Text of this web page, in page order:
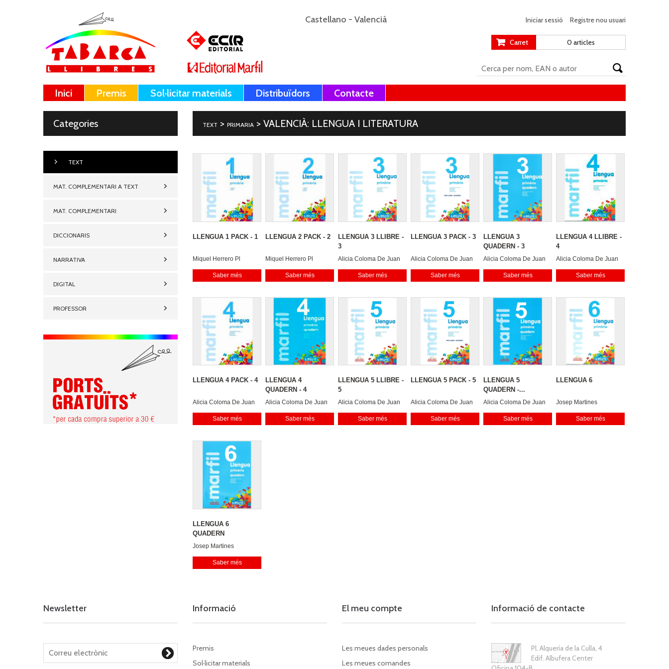
Castellano - Valencià Iniciar sessió Registre nou usuari
Carret 0 articles
Inici Premis Sol·licitar materials Distribuïdors Contacte
Categories
TEXT
MAT. COMPLEMENTARI A TEXT
MAT. COMPLEMENTARI
DICCIONARIS
NARRATIVA
DIGITAL
PROFESSOR
TEXT >PRIMARIA > VALENCIÀ: LLENGUA I LITERATURA
LLENGUA 1 PACK - 1
Miquel Herrero Pl
Saber més
LLENGUA 2 PACK - 2
Miquel Herrero Pl
Saber més
LLENGUA 3 LLIBRE -
3
Alicia Coloma De Juan
Dari Escandell Maestre
Saber més
LLENGUA 3 PACK - 3
Alicia Coloma De Juan
Dari Escandell Maestre
Saber més
LLENGUA 3
QUADERN - 3
Alicia Coloma De Juan
Dari Escandell Maestre
Saber més
LLENGUA 4 LLIBRE -
4
Alicia Coloma De Juan
Dari Escandell Maestre
Saber més
LLENGUA 4 PACK - 4
Alicia Coloma De Juan
Dari Escandell Maestre
Saber més
LLENGUA 4
QUADERN - 4
Alicia Coloma De Juan
Dari Escandell Maestre
Saber més
LLENGUA 5 LLIBRE -
5
Alicia Coloma De Juan
Dari Escandell Maestre
Saber més
LLENGUA 5 PACK - 5
Alicia Coloma De Juan
Dari Escandell Maestre
Saber més
LLENGUA 5
QUADERN -...
Alicia Coloma De Juan
Dari Escandell Maestre
Saber més
LLENGUA 6
Josep Martines
Alicia Coloma
Dari Escandell
Saber més
LLENGUA 6
QUADERN
Josep Martines
Alicia Coloma
Dari Escandell
Saber més
Newsletter Informació
Premis
Sol·licitar materials
El meu compte
Les meues dades personals
Les meues comandes
Informació de contacte
Pl. Alquería de la Culla, 4
Edif. Albufera Center